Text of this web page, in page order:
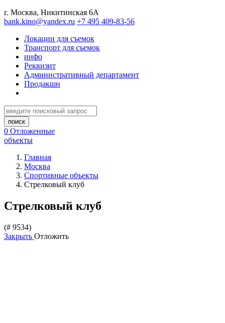
г. Москва, Никитинская 6А
bank.kino@yandex.ru +7 495 409-83-56
Локации для съемок
Транспорт для съемок
инфо
Реквизит
Административный департамент
Продакшн
0 Отложенные
объекты
Главная
Москва
Спортивные объекты
Стрелковый клуб
Стрелковый клуб
(# 9534)
Закрыть Отложить